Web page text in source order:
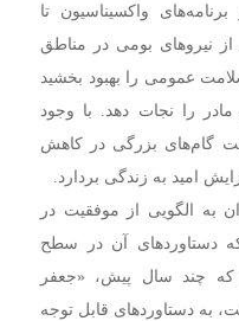
واکسیناسیون تا
نیروهای بومی در مناطق
عمومی را بهبود بخشید
را نجات دهد. با وجود
گام‌های بزرگی در کاهش
امید به زندگی بردارد.
۴۰ سال، ایران به الگویی از موفقیت در
دستاوردهای آن در سطح
چند سال پیش، «جعفر
به دستاوردهای قابل توجه